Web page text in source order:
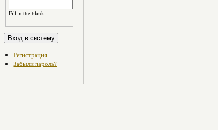
Fill in the blank
Регистрация
Забыли пароль?